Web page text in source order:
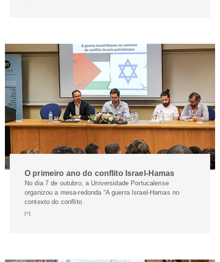
O primeiro ano do conflito Israel-Hamas
No dia 7 de outubro, a Universidade Portucalense
organizou a mesa-redonda “A guerra Israel-Hamas no
contexto do conflito
[+]